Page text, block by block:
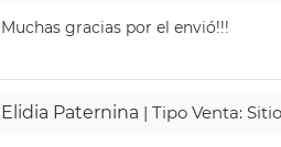
Muchas gracias por el envió!!!
Elidia Paternina | Tipo Venta: